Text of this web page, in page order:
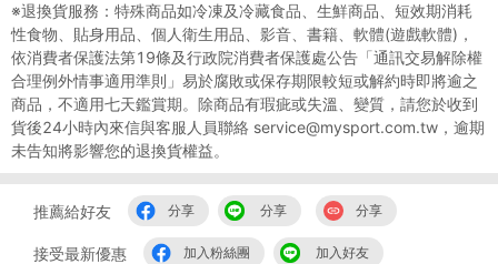
※退換貨服務：特殊商品如冷凍及冷藏食品、生鮮商品、短效期消耗
性食物、貼身用品、個人衛生用品、影音、書籍、軟體(遊戲軟體)，
依消費者保護法第19條及行政院消費者保護處公告「通訊交易解除權
合理例外情事適用準則」易於腐敗或保存期限較短或解約時即將逾之
商品，不適用七天鑑賞期。除商品有瑕疵或失溫、變質，請您於收到
貨後24小時內來信與客服人員聯絡 service@mysport.com.tw，逾期
未告知將影響您的退換貨權益。
推薦給好友 分享 分享 分享
接受最新優惠 加入粉絲團 加入好友